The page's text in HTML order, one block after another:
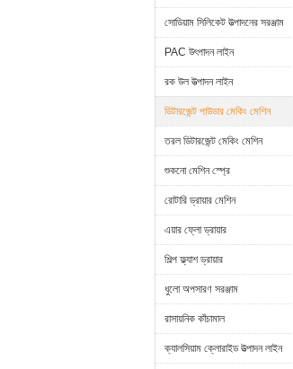
সোডিয়াম সিলিকেট উত্পাদনের সরঞ্জাম
PAC উৎপাদন লাইন
রক উল উত্পাদন লাইন
ডিটারজেন্ট পাউডার মেকিং মেশিন
তরল ডিটারজেন্ট মেকিং মেশিন
শুকনো মেশিন স্প্রে
রোটারি ড্রায়ার মেশিন
এয়ার ফ্লো ড্রায়ার
শিল্প ফ্ল্যাশ ড্রায়ার
ধুলো অপসারণ সরঞ্জাম
রাসায়নিক কাঁচামাল
ক্যালসিয়াম ক্লোরাইড উত্পাদন লাইন